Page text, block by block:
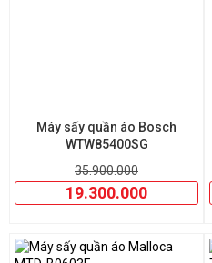
Máy sấy quần áo Bosch
WTW85400SG
35.900.000
19.300.000